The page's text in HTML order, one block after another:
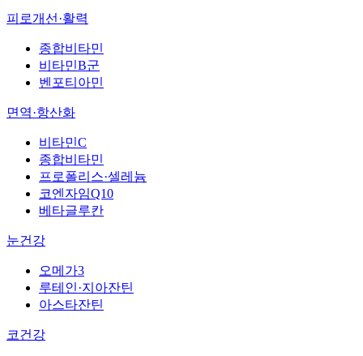
피로개선·활력
종합비타민
비타민B군
벤포티아민
면역·항산화
비타민C
종합비타민
프로폴리스·셀레늄
코엔자임Q10
베타글루칸
눈건강
오메가3
루테인·지아잔틴
아스타잔틴
코건강